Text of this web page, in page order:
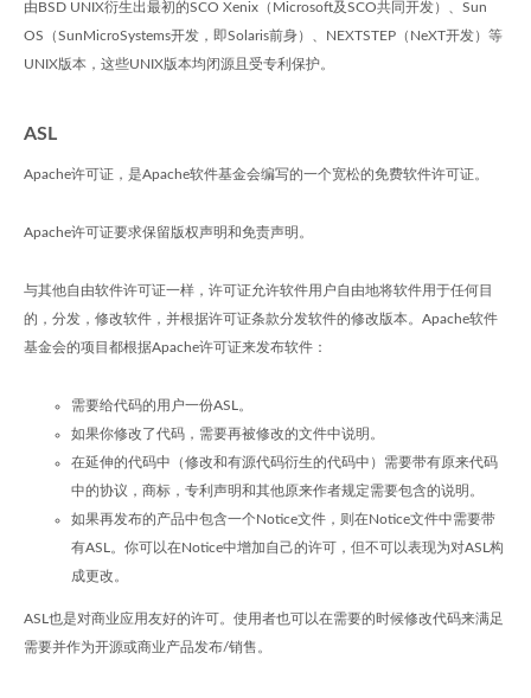
由BSD UNIX衍生出最初的SCO Xenix（Microsoft及SCO共同开发）、Sun
OS（SunMicroSystems开发，即Solaris前身）、NEXTSTEP（NeXT开发）等
UNIX版本，这些UNIX版本均闭源且受专利保护。
ASL
Apache许可证，是Apache软件基金会编写的一个宽松的免费软件许可证。
Apache许可证要求保留版权声明和免责声明。
与其他自由软件许可证一样，许可证允许软件用户自由地将软件用于任何目
的，分发，修改软件，并根据许可证条款分发软件的修改版本。Apache软件
基金会的项目都根据Apache许可证来发布软件：
需要给代码的用户一份ASL。
如果你修改了代码，需要再被修改的文件中说明。
在延伸的代码中（修改和有源代码衍生的代码中）需要带有原来代码
中的协议，商标，专利声明和其他原来作者规定需要包含的说明。
如果再发布的产品中包含一个Notice文件，则在Notice文件中需要带
有ASL。你可以在Notice中增加自己的许可，但不可以表现为对ASL构
成更改。
ASL也是对商业应用友好的许可。使用者也可以在需要的时候修改代码来满足
需要并作为开源或商业产品发布/销售。